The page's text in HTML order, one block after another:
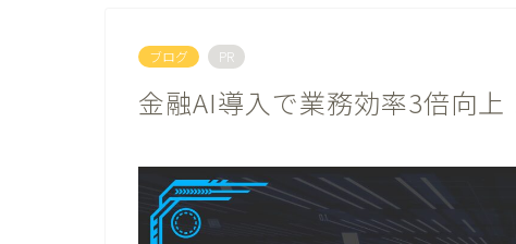
ブログ PR
金融AI導入で業務効率3倍向